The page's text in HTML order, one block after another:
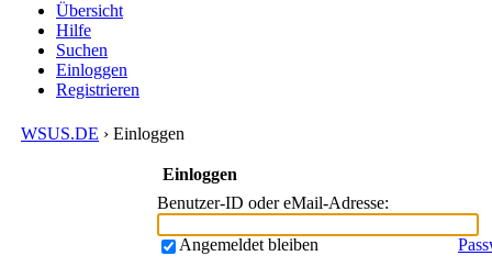
Übersicht
Hilfe
Suchen
Einloggen
Registrieren
WSUS.DE › Einloggen
Einloggen
Benutzer-ID oder eMail-Adresse:
Angemeldet bleiben